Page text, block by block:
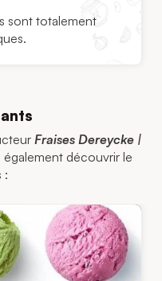
sont totalement
Fraises Dereycke |
découvrir le
: